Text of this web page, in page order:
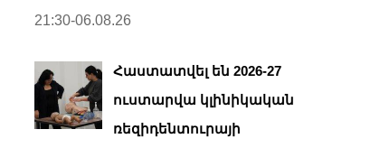
21:30-06.08.26
Հաստատվել են 2026-27
ուստարվա կլինիկական
ռեզիդենտուրայի